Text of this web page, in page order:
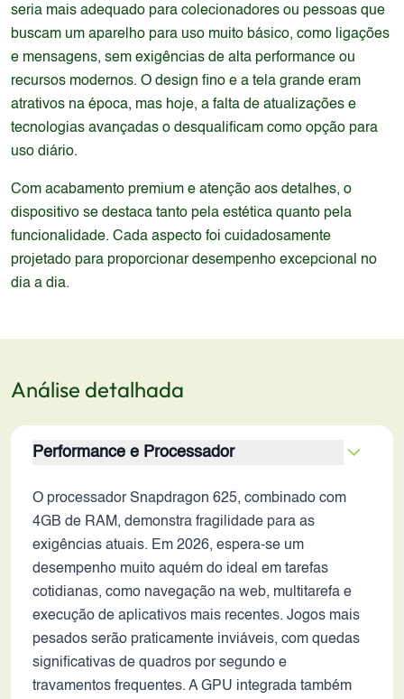
seria mais adequado para colecionadores ou pessoas que
buscam um aparelho para uso muito básico, como ligações
e mensagens, sem exigências de alta performance ou
recursos modernos. O design fino e a tela grande eram
atrativos na época, mas hoje, a falta de atualizações e
tecnologias avançadas o desqualificam como opção para
uso diário.
Com acabamento premium e atenção aos detalhes, o
dispositivo se destaca tanto pela estética quanto pela
funcionalidade. Cada aspecto foi cuidadosamente
projetado para proporcionar desempenho excepcional no
dia a dia.
Análise detalhada
Performance e Processador
O processador Snapdragon 625, combinado com
4GB de RAM, demonstra fragilidade para as
exigências atuais. Em 2026, espera-se um
desempenho muito aquém do ideal em tarefas
cotidianas, como navegação na web, multitarefa e
execução de aplicativos mais recentes. Jogos mais
pesados serão praticamente inviáveis, com quedas
significativas de quadros por segundo e
travamentos frequentes. A GPU integrada também